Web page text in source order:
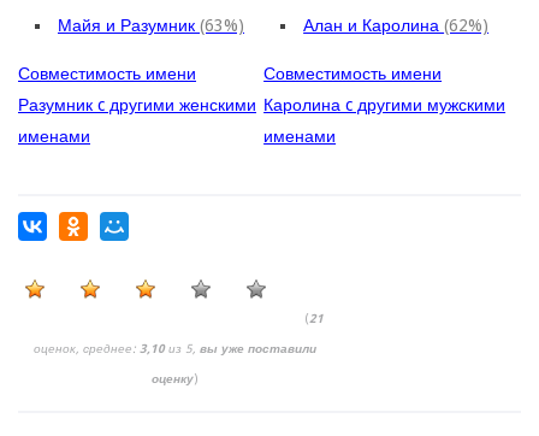
Майя и Разумник (63%)
Совместимость имени
Разумник c другими женскими
именами
Алан и Каролина(62%)
Совместимость имени
Каролина c другими мужскими
именами
(21
оценок, среднее: 3,10из 5, вы уже поставили
оценку)